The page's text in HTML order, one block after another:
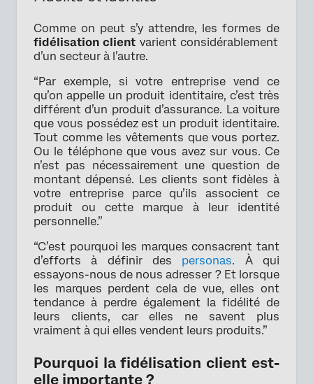
Comme on peut s’y attendre, les formes de
fidélisation client varient considérablement
d’un secteur à l’autre.
“Par exemple, si votre entreprise vend ce
qu’on appelle un produit identitaire, c’est très
différent d’un produit d’assurance. La voiture
que vous possédez est un produit identitaire.
Tout comme les vêtements que vous portez.
Ou le téléphone que vous avez sur vous. Ce
n’est pas nécessairement une question de
montant dépensé. Les clients sont fidèles à
votre entreprise parce qu’ils associent ce
produit ou cette marque à leur identité
personnelle.”
“C’est pourquoi les marques consacrent tant
d’efforts à définir des personas. À qui
essayons-nous de nous adresser ? Et lorsque
les marques perdent cela de vue, elles ont
tendance à perdre également la fidélité de
leurs clients, car elles ne savent plus
vraiment à qui elles vendent leurs produits.”
Pourquoi la fidélisation client est-
elle importante ?